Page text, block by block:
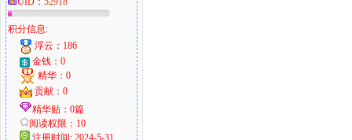
积分信息:
浮云：186
金钱：0
精华：0
贡献：0
精华贴：0篇
阅读权限：10
注册时间: 2024-5-31